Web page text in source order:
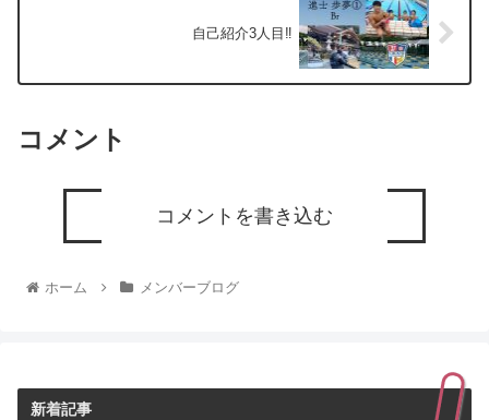
自己紹介3人目‼️
コメント
コメントを書き込む
ホーム メンバーブログ
新着記事